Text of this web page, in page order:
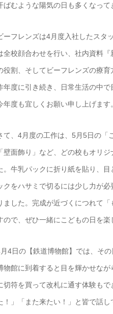
ばむような陽気の日も多くなっ
ーフレンズは4月度入社したスタ
全校顔合わせを行い、社内資料
役割、そしてビーフレンズの療育
年度に引き続き、日常生活の中
年度も宜しくお願い申し上げます。
て、4月度の工作は、5月5日の「
「壁面飾り」など、どの校もオリ
。牛乳パックに折り紙を貼り、
クをハサミで切るには少し力が
ました。完成が近づくにつれて
ので、ぜひ一緒にこどもの日を楽
4日の【鉄道博物館】では、そ
物館に到着すると目を輝かせな
切符を買って改札に通す体験も
！」「また来たい！」と皆で話